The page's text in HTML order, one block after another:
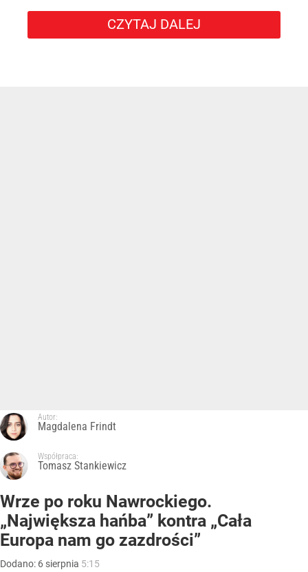
CZYTAJ DALEJ
Autor:
Magdalena Frindt
Współpraca:
Tomasz Stankiewicz
Wrze po roku Nawrockiego.
„Największa hańba” kontra „Cała
Europa nam go zazdrości”
Dodano: 6 sierpnia 5:15